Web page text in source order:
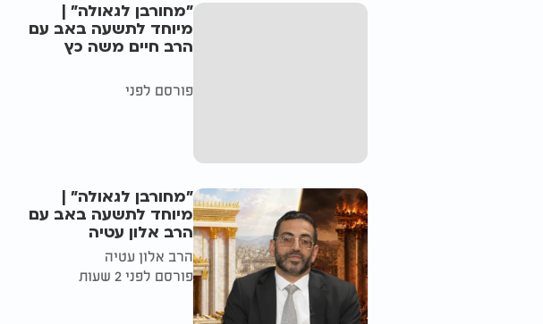
"מחורבן לגאולה" |
מיוחד לתשעה באב עם
הרב חיים משה כץ
פורסם לפני
"מחורבן לגאולה" |
מיוחד לתשעה באב עם
הרב אלון עטיה
הרב אלון עטיה
פורסם לפני 2 שעות